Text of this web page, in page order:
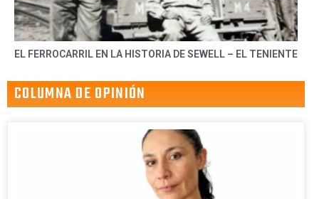
EL FERROCARRIL EN LA HISTORIA DE SEWELL – EL TENIENTE
COLUMNA DE OPINIÓN